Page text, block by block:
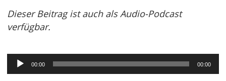
Dieser Beitrag ist auch als Audio-Podcast
verfügbar.
Audio-
Player
00:00 00:00